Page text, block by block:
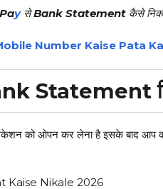
yसेBank Statement कैसे
Number Kaise Pata
Statement
को ओपन कर लेना है इसके बाद आप